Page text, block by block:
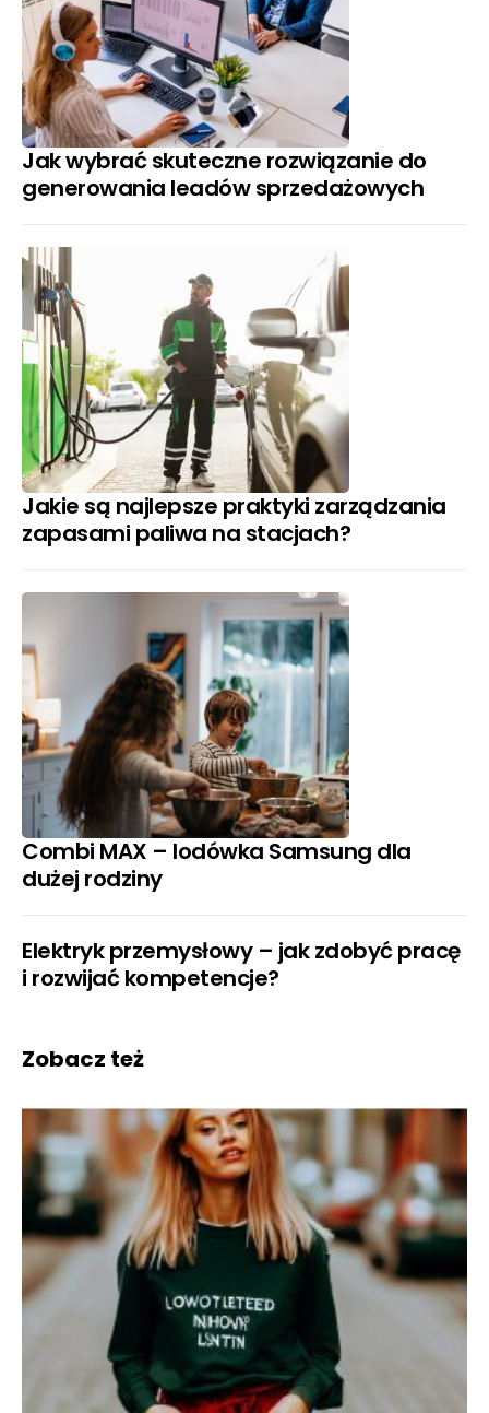
Jak wybrać skuteczne rozwiązanie do
generowania leadów sprzedażowych
Jakie są najlepsze praktyki zarządzania
zapasami paliwa na stacjach?
Combi MAX – lodówka Samsung dla
dużej rodziny
Elektryk przemysłowy – jak zdobyć pracę
i rozwijać kompetencje?
Zobacz też